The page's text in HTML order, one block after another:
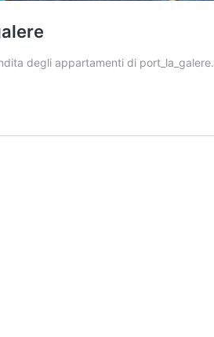
degli appartamenti di port_la_galere.